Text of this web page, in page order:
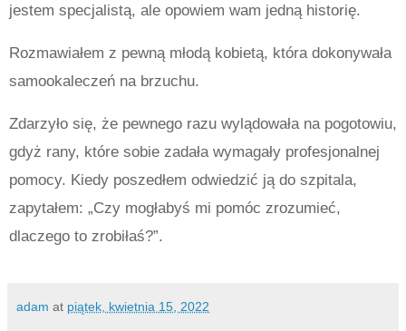
jestem specjalistą, ale opowiem wam jedną historię.
Rozmawiałem z pewną młodą kobietą, która dokonywała
samookaleczeń na brzuchu.
Zdarzyło się, że pewnego razu wylądowała na pogotowiu,
gdyż rany, które sobie zadała wymagały profesjonalnej
pomocy. Kiedy poszedłem odwiedzić ją do szpitala,
zapytałem: „Czy mogłabyś mi pomóc zrozumieć,
dlaczego to zrobiłaś?”.
adam at piątek, kwietnia 15, 2022